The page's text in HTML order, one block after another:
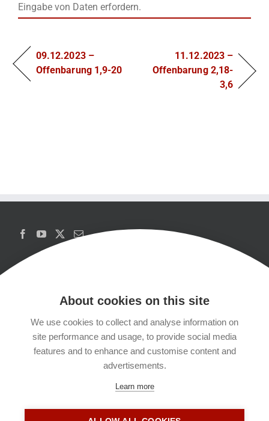
Eingabe von Daten erfordern.
09.12.2023 –
Offenbarung 1,9-20
11.12.2023 –
Offenbarung 2,18-
3,6
Copyrights
Datenschutzerklärung
Kontakt
About cookies on this site
We use cookies to collect and analyse information on
site performance and usage, to provide social media
features and to enhance and customise content and
advertisements.
Learn more